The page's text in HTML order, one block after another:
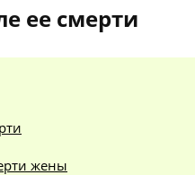
ее смерти
жены